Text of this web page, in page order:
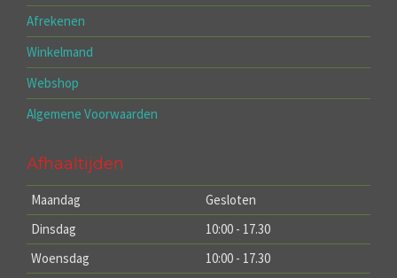
Afrekenen
Winkelmand
Webshop
Algemene Voorwaarden
Afhaaltijden
Maandag
Gesloten
Dinsdag
10:00 - 17.30
Woensdag
10:00 - 17.30